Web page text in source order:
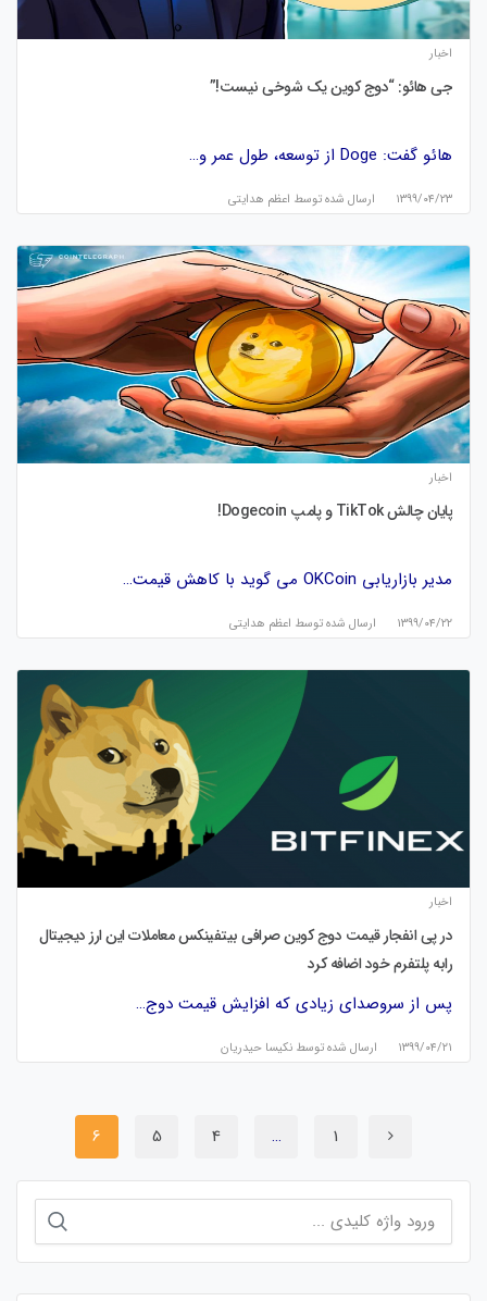
اخبار
جی هائو: “دوج کوین یک شوخی نیست!”
هائو گفت: Doge از توسعه، طول عمر و…
۱۳۹۹/۰۴/۲۳ ارسال شده توسط اعظم هدایتی
اخبار
پایان چالش TikTok و پامپ Dogecoin!
مدیر بازاریابی OKCoin می گوید با کاهش قیمت…
۱۳۹۹/۰۴/۲۲ ارسال شده توسط اعظم هدایتی
اخبار
در پی انفجار قیمت دوج کوین صرافی بیتفینکس معاملات این ارز دیجیتال
رابه پلتفرم خود اضافه کرد
پس از سروصدای زیادی که افزایش قیمت دوج…
۱۳۹۹/۰۴/۲۱ ارسال شده توسط نكيسا حيدريان
1
…
4
5
6
برای: